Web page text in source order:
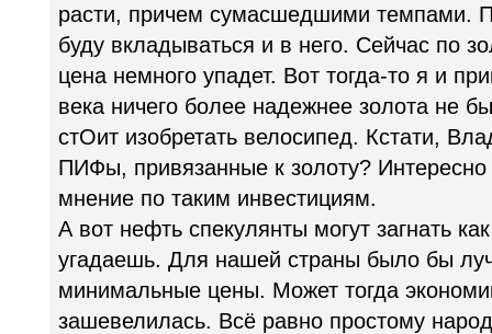
расти, причем сумасшедшими темпами.
буду вкладываться и в него. Сейчас по
цена немного упадет. Вот тогда-то я и
века ничего более надежнее золота не
стОит изобретать велосипед. Кстати,
ПИФы, привязанные к золоту?
мнение по таким инвестициям.
А вот нефть спекулянты могут загнать
угадаешь. Для нашей страны было бы
минимальные цены. Может тогда
зашевелилась. Всё равно простому